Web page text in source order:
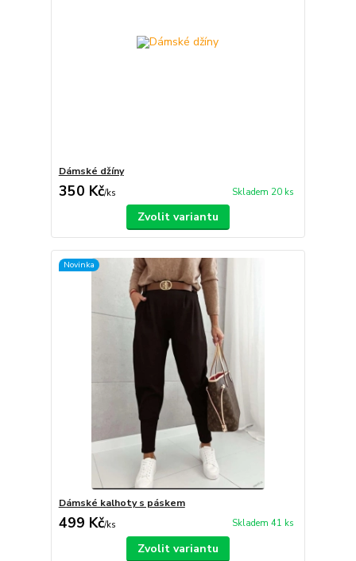
Dámské džíny
350 Kč/ks Skladem 20 ks
Zvolit variantu
Novinka
Dámské kalhoty s páskem
499 Kč/ks Skladem 41 ks
Zvolit variantu